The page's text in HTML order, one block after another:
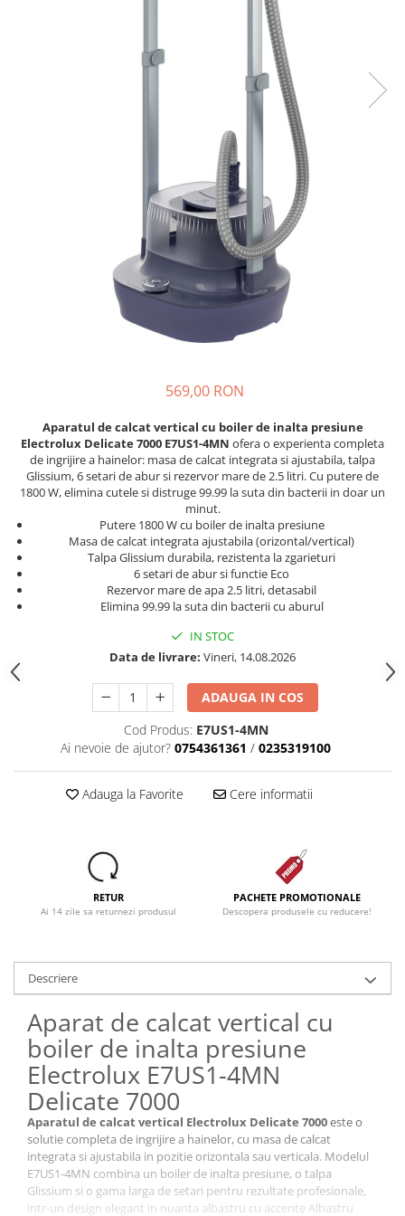
Filtre Purificatoare Aer
569,00 RON
Aparatul de calcat vertical cu boiler de inalta presiune
Electrolux Delicate 7000 E7US1-4MN ofera o experienta completa
de ingrijire a hainelor: masa de calcat integrata si ajustabila, talpa
Glissium, 6 setari de abur si rezervor mare de 2.5 litri. Cu putere de
1800 W, elimina cutele si distruge 99.99 la suta din bacterii in doar un
minut.
Putere 1800 W cu boiler de inalta presiune
Masa de calcat integrata ajustabila (orizontal/vertical)
Talpa Glissium durabila, rezistenta la zgarieturi
6 setari de abur si functie Eco
Rezervor mare de apa 2.5 litri, detasabil
Elimina 99.99 la suta din bacterii cu aburul
IN STOC
Data de livrare: Vineri, 14.08.2026
ADAUGA IN COS
Cod Produs: E7US1-4MN
Ai nevoie de ajutor? 0754361361 / 0235319100
Adauga la Favorite Cere informatii
RETUR
Ai 14 zile sa returnezi produsul
PACHETE PROMOTIONALE
Descopera produsele cu reducere!
Descriere
Aparat de calcat vertical cu
boiler de inalta presiune
Electrolux E7US1-4MN
Delicate 7000
Aparatul de calcat vertical Electrolux Delicate 7000este o
solutie completa de ingrijire a hainelor, cu masa de calcat
integrata si ajustabila in pozitie orizontala sau verticala. Modelul
E7US1-4MN combina un boiler de inalta presiune, o talpa
Glissium si o gama larga de setari pentru rezultate profesionale,
intr-un design elegant in nuanta albastru cu accente Albastru